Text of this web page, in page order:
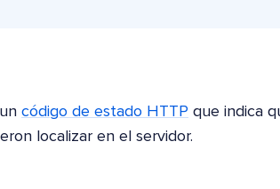
código de estado HTTP que indica
localizar en el servidor.